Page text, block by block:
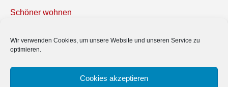
Wir verwenden Cookies, um unsere Website und unseren Service zu
optimieren.
Cookies akzeptieren
Schöner wohnen